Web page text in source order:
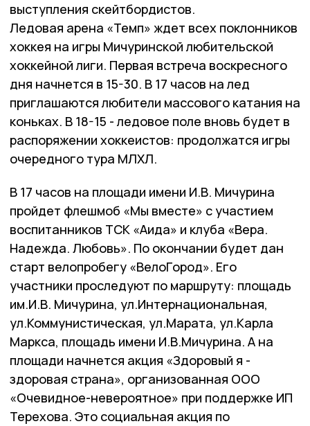
выступления скейтбордистов.
Ледовая арена «Темп» ждет всех поклонников
хоккея на игры Мичуринской любительской
хоккейной лиги. Первая встреча воскресного
дня начнется в 15-30. В 17 часов на лед
приглашаются любители массового катания на
коньках. В 18-15 - ледовое поле вновь будет в
распоряжении хоккеистов: продолжатся игры
очередного тура МЛХЛ.
В 17 часов на площади имени И.В. Мичурина
пройдет флешмоб «Мы вместе» с участием
воспитанников ТСК «Аида» и клуба «Вера.
Надежда. Любовь». По окончании будет дан
старт велопробегу «ВелоГород». Его
участники проследуют по маршруту: площадь
им.И.В. Мичурина, ул.Интернациональная,
ул.Коммунистическая, ул.Марата, ул.Карла
Маркса, площадь имени И.В.Мичурина. А на
площади начнется акция «Здоровый я -
здоровая страна», организованная ООО
«Очевидное-невероятное» при поддержке ИП
Терехова. Это социальная акция по